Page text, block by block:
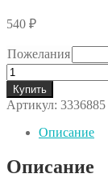
540 ₽
Пожелания
Количество
товара
Ф
18'
Конфета
голубая
пастель/FM
Купить
Артикул: 3336885
Описание
Описание